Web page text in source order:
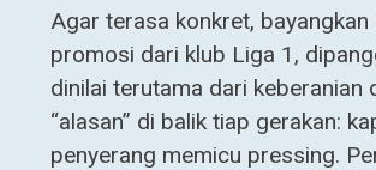
Agar terasa konkret,
promosi dari klub Liga 1,
dinilai terutama dari keberanian
“alasan” di balik tiap gerakan:
penyerang memicu pressing.